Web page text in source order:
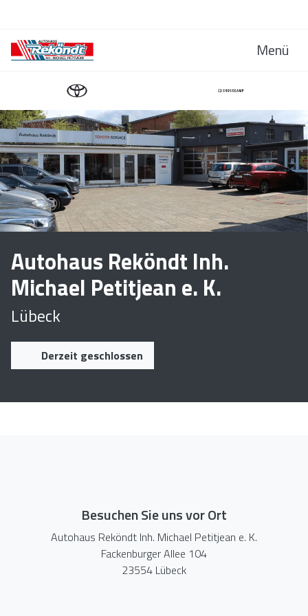
Menü
Autohaus Reköndt Inh.
Michael Petitjean e. K.
Lübeck
Derzeit geschlossen
Besuchen Sie uns vor Ort
Autohaus Reköndt Inh. Michael Petitjean e. K.
Fackenburger Allee 104
23554 Lübeck